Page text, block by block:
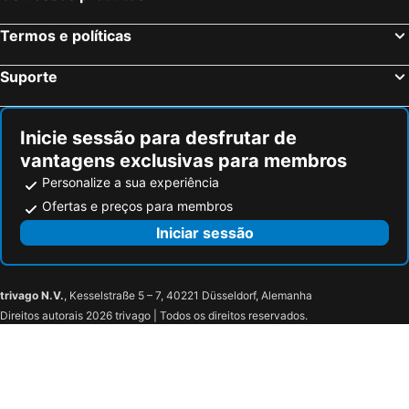
Senna House Hotel Scottsdale, Curio Collection by Hilton
Sonesta Select Phoenix Chandler
Great Wolf Lodge Arizona
Termos e políticas
Suporte
Inicie sessão para desfrutar de
vantagens exclusivas para membros
Personalize a sua experiência
Ofertas e preços para membros
Iniciar sessão
trivago N.V., Kesselstraße 5 – 7, 40221 Düsseldorf, Alemanha
Direitos autorais 2026 trivago | Todos os direitos reservados.